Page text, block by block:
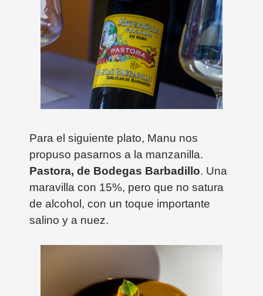
Para el siguiente plato, Manu nos
propuso pasarnos a la manzanilla.
Pastora, de Bodegas Barbadillo. Una
maravilla con 15%, pero que no satura
de alcohol, con un toque importante
salino y a nuez.